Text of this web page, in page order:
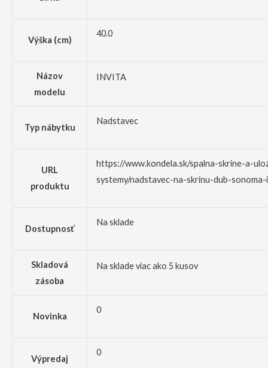
Výška (cm)
40.0
Názov
modelu
INVITA
Typ nábytku
Nadstavec
URL
produktu
https://www.kondela.sk/spalna-skrine-a-
systemy/nadstavec-na-skrinu-dub-
Dostupnosť
Na sklade
Skladová
zásoba
Na sklade viac ako 5 kusov
Novinka
0
Výpredaj
0